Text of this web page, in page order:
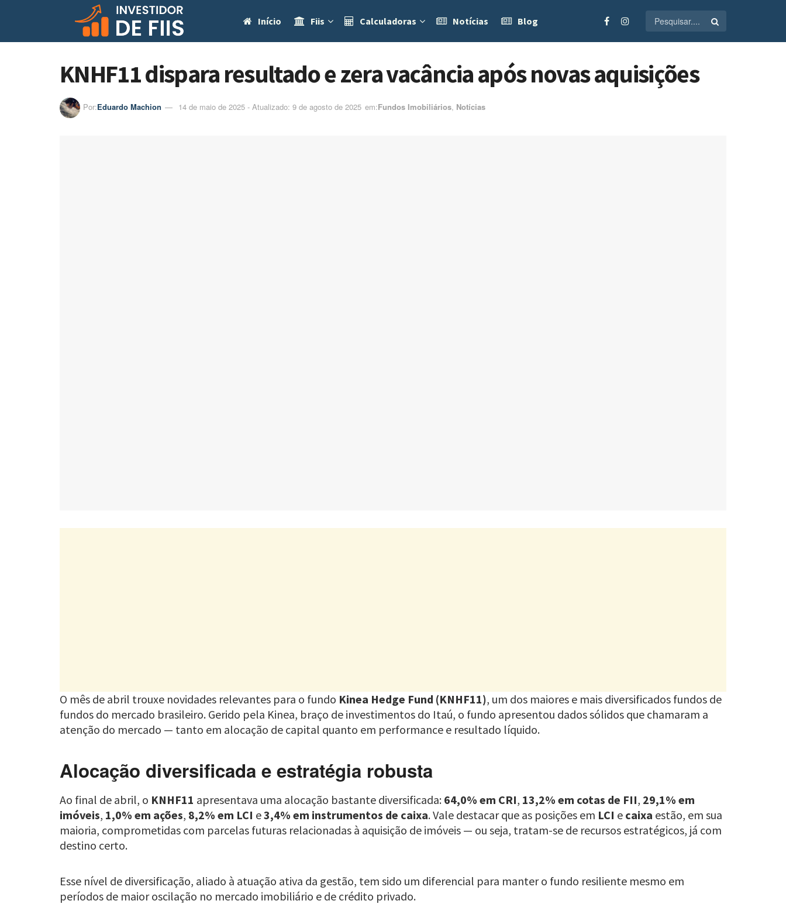
Início Fiis Calculadoras Notícias Blog
KNHF11 dispara resultado e zera vacância após novas aquisições
Por:Eduardo Machion 14 de maio de 2025 - Atualizado: 9 de agosto de 2025 em:ㅤFundos Imobiliários, Notícias
O mês de abril trouxe novidades relevantes para o fundo Kinea Hedge Fund (KNHF11), um dos maiores e mais diversificados fundos de
fundos do mercado brasileiro. Gerido pela Kinea, braço de investimentos do Itaú, o fundo apresentou dados sólidos que chamaram a
atenção do mercado — tanto em alocação de capital quanto em performance e resultado líquido.
Alocação diversificada e estratégia robusta
Ao final de abril, o KNHF11 apresentava uma alocação bastante diversificada: 64,0% em CRI, 13,2% em cotas de FII, 29,1% em
imóveis, 1,0% em ações, 8,2% em LCI e3,4% em instrumentos de caixa. Vale destacar que as posições em LCI e caixa estão, em sua
maioria, comprometidas com parcelas futuras relacionadas à aquisição de imóveis — ou seja, tratam-se de recursos estratégicos, já com
destino certo.
Esse nível de diversificação, aliado à atuação ativa da gestão, tem sido um diferencial para manter o fundo resiliente mesmo em
períodos de maior oscilação no mercado imobiliário e de crédito privado.